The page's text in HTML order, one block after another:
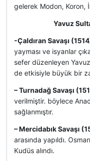
gelerek Modon, Koron,
Yavuz
-Çaldıran Savaşı
yayması ve isyanlar
sefer düzenleyen
de etkisiyle büyük bir
– Turnadağ Savaşı
verilmiştir. böylece
sağlanmıştır.
– Mercidabık Savaşı
arasında yapıldı.
Kudüs alındı.